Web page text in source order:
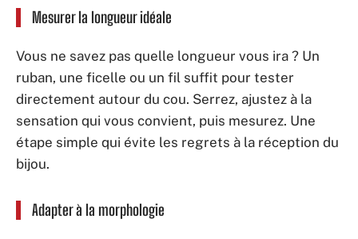
Mesurer la longueur idéale
Vous ne savez pas quelle longueur vous ira ? Un
ruban, une ficelle ou un fil suffit pour tester
directement autour du cou. Serrez, ajustez à la
sensation qui vous convient, puis mesurez. Une
étape simple qui évite les regrets à la réception du
bijou.
Adapter à la morphologie